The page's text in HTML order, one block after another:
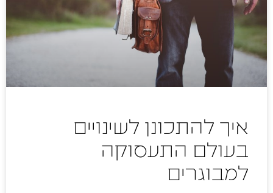
איך להתכונן לשינויים
בעולם התעסוקה
למבוגרים